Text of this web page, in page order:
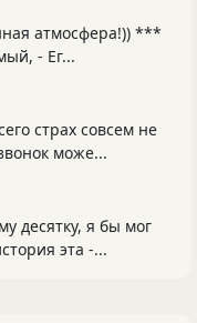
атмосфера!)) ***
- Ег...
страх совсем не
може...
десятку, я бы мог
эта -...